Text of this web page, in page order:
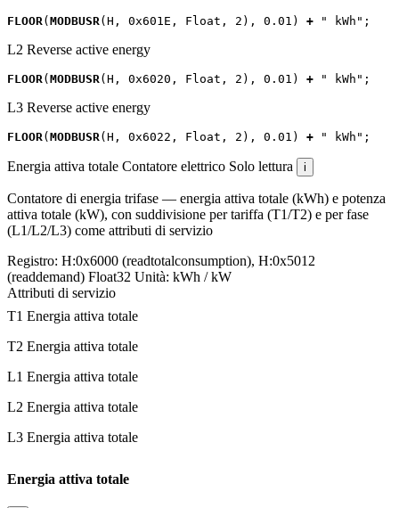
FLOOR ( MODBUSR ( H , 0x601E , Float , 2 ), 0.01 ) + " kWh" ;
L2 Reverse active energy
FLOOR ( MODBUSR ( H , 0x6020 , Float , 2 ), 0.01 ) + " kWh" ;
L3 Reverse active energy
FLOOR ( MODBUSR ( H , 0x6022 , Float , 2 ), 0.01 ) + " kWh" ;
Energia attiva totale Contatore elettrico Solo lettura i
Contatore di energia trifase — energia attiva totale (kWh) e potenza
attiva totale (kW), con suddivisione per tariffa (T1/T2) e per fase
(L1/L2/L3) come attributi di servizio
Registro: H:0x6000 (readtotalconsumption), H:0x5012
(readdemand) Float32 Unità: kWh / kW
Attributi di servizio
T1 Energia attiva totale
T2 Energia attiva totale
L1 Energia attiva totale
L2 Energia attiva totale
L3 Energia attiva totale
Energia attiva totale